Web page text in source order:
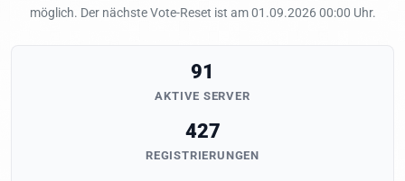
möglich. Der nächste Vote-Reset ist am 01.09.2026 00:00 Uhr.
91
AKTIVE SERVER
427
REGISTRIERUNGEN